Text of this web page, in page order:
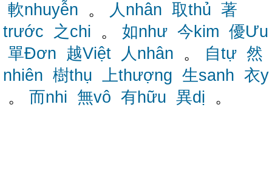
軟nhuyễn 。 人nhân 取thủ 著
trước
之chi 。 如như 今kim 優Ưu
單Đơn 越Việt 人nhân 。 自tự 然
nhiên 樹thụ 上thượng 生sanh 衣y
。 而nhi 無vô 有hữu 異dị 。